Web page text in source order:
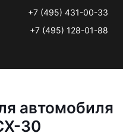
+7 (495) 431-00-33
+7 (495) 128-01-88
автомобиля
30